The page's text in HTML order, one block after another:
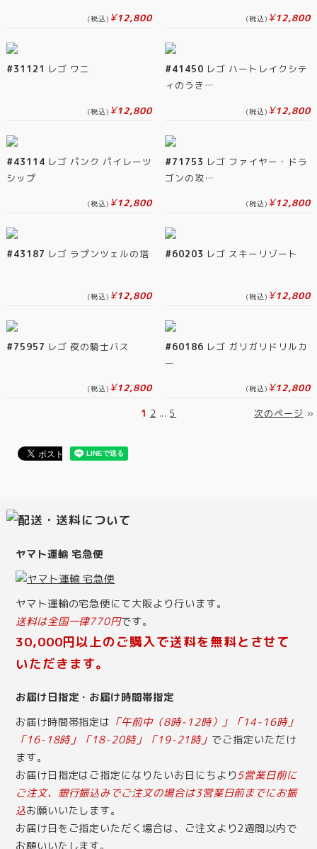
(税込) ¥12,800 (税込) ¥12,800
#31121 レゴ ワニ
(税込) ¥12,800
#41450 レゴ ハートレイクシテ
ィのうき…
(税込) ¥12,800
#43114 レゴ パンク パイレーツ
シップ
(税込) ¥12,800
#71753 レゴ ファイヤー・ドラ
ゴンの攻…
(税込) ¥12,800
#43187 レゴ ラプンツェルの塔
(税込) ¥12,800
#60203 レゴ スキーリゾート
(税込) ¥12,800
#75957 レゴ 夜の騎士バス
(税込) ¥12,800
#60186 レゴ ガリガリドリルカ
ー
(税込) ¥12,800
1 2 ...5 次のページ »
ヤマト運輸 宅急便
ヤマト運輸の宅急便にて大阪より行います。
送料は全国一律770円です。
30,000円以上のご購入で送料を無料とさせて
いただきます。
お届け日指定・お届け時間帯指定
お届け時間帯指定は 「午前中（8時-12時）」「14-16時」
「16-18時」「18-20時」「19-21時」 でご指定いただけ
ます。
お届け日指定はご指定になりたいお日にちより5営業日前に
ご注文、銀行振込みでご注文の場合は3営業日前までにお振
込お願いいたします。
お届け日をご指定いただく場合は、ご注文より2週間以内で